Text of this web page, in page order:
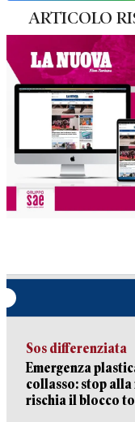
ARTICOLO
Sos differenziata
Emergenza
collasso: stop
rischia il blocco